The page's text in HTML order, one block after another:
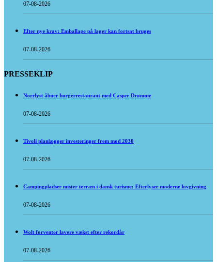
07-08-2026
Efter nye krav: Emballage på lager kan fortsat bruges
07-08-2026
PRESSEKLIP
Norrlyst åbner burgerrestaurant med Casper Drømme
07-08-2026
Tivoli planlægger investeringer frem mod 2030
07-08-2026
Campingpladser mister terræn i dansk turisme: Efterlyser moderne lovgivning
07-08-2026
Wolt forventer lavere vækst efter rekordår
07-08-2026